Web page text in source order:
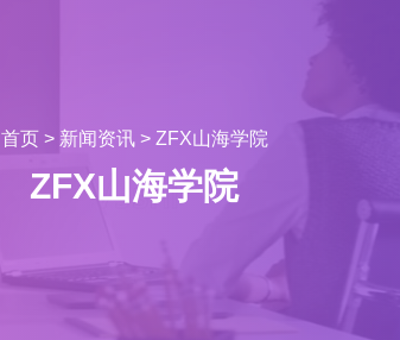
首页> 新闻资讯> ZFX山海学院
ZFX山海学院